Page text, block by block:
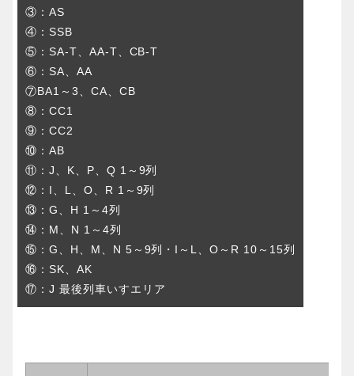
③：AS
④：SSB
⑤：SA-T、AA-T、CB-T
⑥：SA、AA
⑦BA1～3、CA、CB
⑧：CC1
⑨：CC2
⑩：AB
⑪：J、K、P、Q 1～9列
⑫：I、L、O、R 1～9列
⑬：G、H 1～4列
⑭：M、N 1～4列
⑮：G、H、M、N 5～9列・I～L、O～R 10～15列
⑯：SK、AK
⑰：J 最後列車いすエリア